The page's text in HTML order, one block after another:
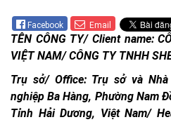
Facebook Email
TÊN CÔNG TY/ Client name:
VIỆT NAM/ CÔNG TY TNHH
Trụ sở/ Office: Trụ sở và
nghiệp Ba Hàng, Phường Nam
Tỉnh Hải Dương, Việt Nam/